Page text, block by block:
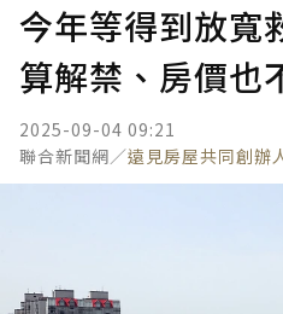
今年等得到放寬
算解禁、房價也
2025-09-04 09:21
聯合新聞網／遠見房屋共同創辦